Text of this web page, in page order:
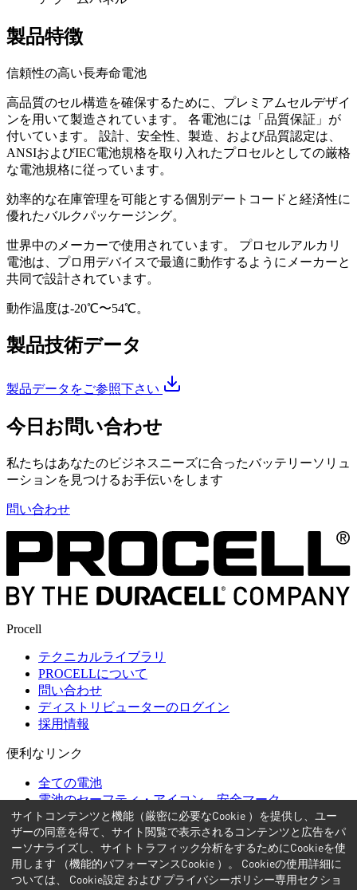
製品特徴
信頼性の高い長寿命電池
高品質のセル構造を確保するために、プレミアムセルデザイ
ンを用いて製造されています。 各電池には「品質保証」が
付いています。 設計、安全性、製造、および品質認定は、
ANSIおよびIEC電池規格を取り入れたプロセルとしての厳格
な電池規格に従っています。
効率的な在庫管理を可能とする個別デートコードと経済性に
優れたバルクパッケージング。
世界中のメーカーで使用されています。 プロセルアルカリ
電池は、プロ用デバイスで最適に動作するようにメーカーと
共同で設計されています。
動作温度は-20℃〜54℃。
製品技術データ
製品データをご参照下さい
今日お問い合わせ
私たちはあなたのビジネスニーズに合ったバッテリーソリュ
ーションを見つけるお手伝いをします
問い合わせ
Procell
テクニカルライブラリ
PROCELLについて
問い合わせ
ディストリビューターのログイン
採用情報
便利なリンク
全ての電池
電池のセーフティ・アイコン、安全マーク
よくある質問
ご利用にあたって
利用規約
サイトコンテンツと機能（厳密に必要なCookie ）を提供し、ユー
ザーの同意を得て、サイト閲覧で表示されるコンテンツと広告をパ
ーソナライズし、サイトトラフィック分析をするためにCookieを使
用します （機能的パフォーマンスCookie ）。 Cookieの使用詳細に
ついては、 Cookie設定 および プライバシーポリシー専用セクショ